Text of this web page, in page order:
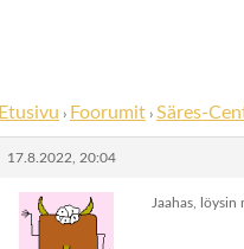
Etusivu › Foorumit › Säres-
17.8.2022, 20:04
Jaahas, löysin